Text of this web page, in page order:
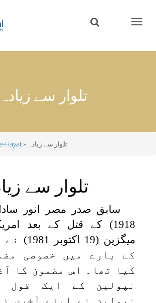
content
تلوار سے زیادہ
Hayat تلوار سے زیادہ
تلوار سے
1918) کے قتل کے بعد
میگزین (19
کے بارے میں خصوصی
کیا تھا۔ اس مضمون کا
نپولین کے ایک قول
نپولین نے اپنے آخری